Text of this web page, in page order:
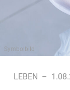
Symbolbild
LEBEN –